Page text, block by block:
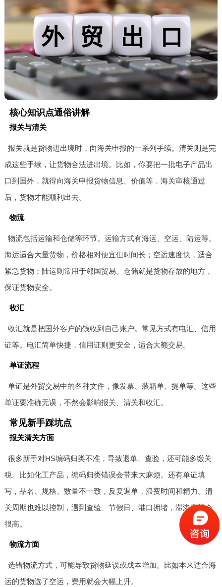
核心知识点通俗讲解
报关与清关
报关就是货物进出境时，向海关申报的一系列手续。清关则是完
成这些手续，让货物合法进出境。比如，你要把一批电子产品出
口到国外，就得向海关申报货物信息、价值等，海关审核通过
后，货物才能顺利出去。
物流
物流包括运输和仓储等环节。运输方式有海运、空运、陆运等。
海运适合大量货物，价格相对便宜但时间长；空运速度快，适合
紧急货物；陆运则常用于邻国贸易。仓储就是货物存放的地方，
保证货物安全。
收汇
收汇就是把国外客户的钱收到自己账户。常见方式有电汇、信用
证等。电汇简单快捷，信用证则更安全，适合大额交易。
单证流程
单证是外贸交易中的各种文件，像发票、装箱单、提单等。这些
单证要准确无误，不然会影响报关、清关和收汇。
常见新手踩坑点
报关清关方面
很多新手对HS编码归类不准，导致退单、查验，还可能多缴关
税。比如化工产品，编码归类错误会带来大麻烦。还有单证填
写，品名、规格、数量不一致，反复退单，浪费时间和精力。清
关周期也难以控制，遇到查验、节假日、港口拥堵，滞港费就会
很高。
物流方面
选错物流方式，可能导致货物延误或成本增加。比如本来适合海
运的货物选了空运，费用就会大幅上升。